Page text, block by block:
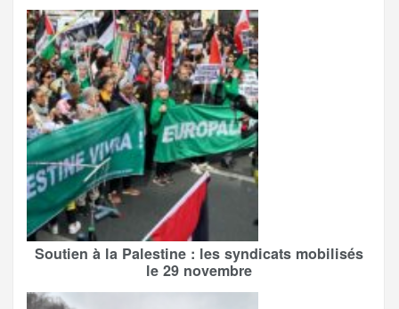
Soutien à la Palestine : les syndicats mobilisés
le 29 novembre